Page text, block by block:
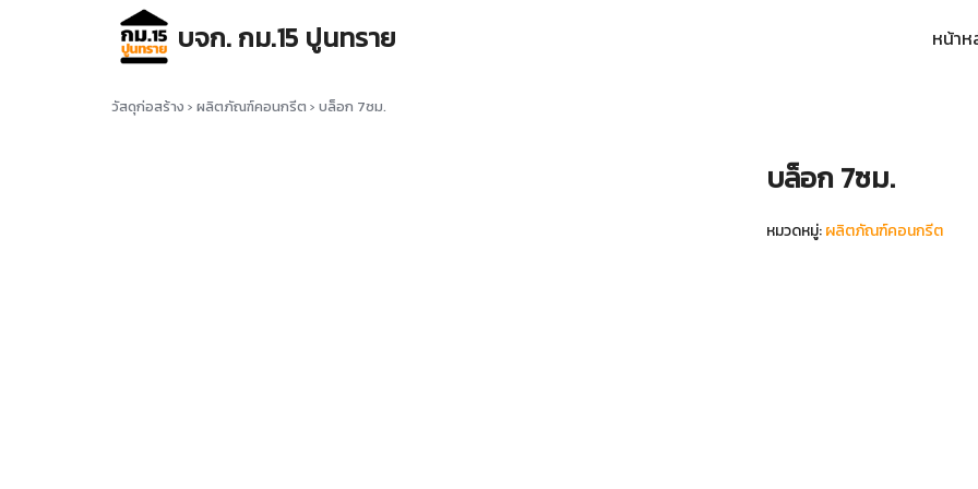
บจก. กม.15 ปูนทราย หน้าห
วัสดุก่อสร้าง › ผลิตภัณฑ์คอนกรีต › บล็อก 7ซม.
บล็อก 7ซม.
หมวดหมู่:ผลิตภัณฑ์คอนกรีต